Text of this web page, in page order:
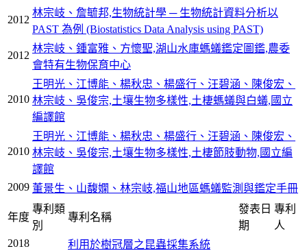
2012
林宗岐、詹毓邦,生物統計學 ─ 生物統計資料分析以
PAST 為例 (Biostatistics Data Analysis using PAST)
2012
林宗岐、鍾富雅、方懷聖,湖山水庫螞蟻鑑定圖鑑,農委
會特有生物保育中心
2010
王明光、江博能、楊秋忠、楊盛行、汪碧涵、陳俊宏、
林宗岐、吳俊宗,土壤生物多樣性,土棲螞蟻與白蟻,國立
編譯館
2010
王明光、江博能、楊秋忠、楊盛行、汪碧涵、陳俊宏、
林宗岐、吳俊宗,土壤生物多樣性,土棲節肢動物,國立編
譯館
2009 董景生、山馥嫻、林宗岐,福山地區螞蟻監測與鑑定手冊
年度
專利類
別
專利名稱
發表日
期
專利
人
2018
利用於樹冠層之昆蟲採集系統